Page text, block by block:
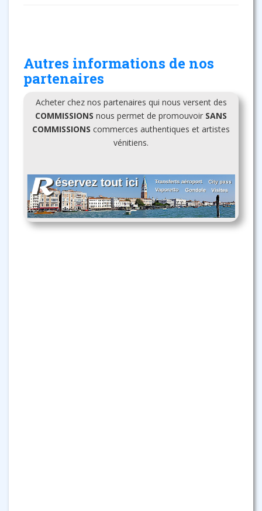
Autres informations de nos
partenaires
Acheter chez nos partenaires qui nous versent des
COMMISSIONS nous permet de promouvoir SANS
COMMISSIONS commerces authentiques et artistes
vénitiens.